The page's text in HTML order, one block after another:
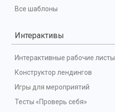
Все шаблоны
Интерактивы
Интерактивные рабочие листы
Конструктор лендингов
Игры для мероприятий
Тесты «Проверь себя»